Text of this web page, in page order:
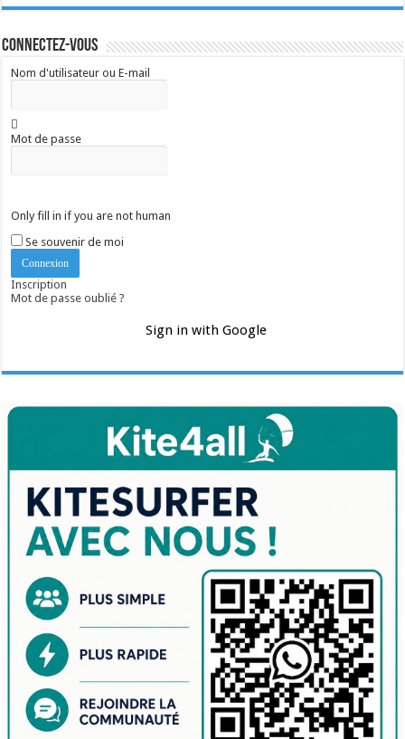
Connectez-vous
Nom d'utilisateur ou E-mail
Mot de passe
Only fill in if you are not human
Se souvenir de moi
Inscription
Mot de passe oublié ?
Sign in with Google